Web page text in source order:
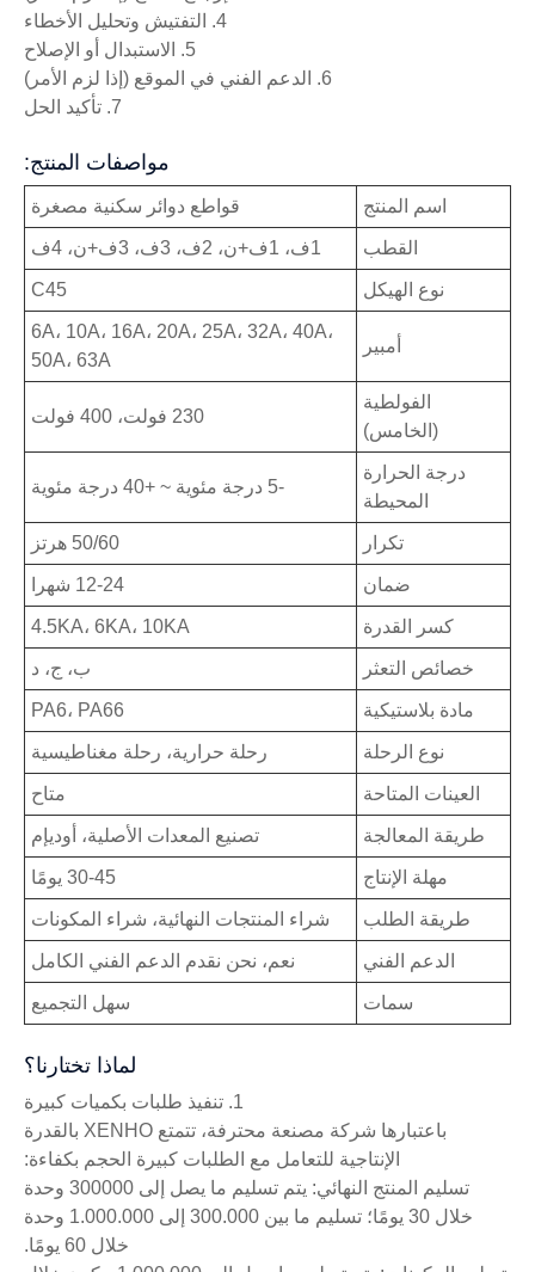
4. التفتيش وتحليل الأخطاء
5. الاستبدال أو الإصلاح
6. الدعم الفني في الموقع (إذا لزم الأمر)
7. تأكيد الحل
مواصفات المنتج:
اسم المنتج قواطع دوائر سكنية مصغرة
القطب 1ف، 1ف+ن، 2ف، 3ف، 3ف+ن، 4ف
نوع الهيكل C45
أمبير
6A، 10A، 16A، 20A، 25A، 32A، 40A،
50A، 63A
الفولطية
(الخامس)
230 فولت، 400 فولت
درجة الحرارة
المحيطة
-5 درجة مئوية ~ +40 درجة مئوية
تكرار 50/60 هرتز
ضمان 12-24 شهرا
كسر القدرة 4.5KA، 6KA، 10KA
خصائص التعثر ب، ج، د
مادة بلاستيكية PA6، PA66
نوع الرحلة رحلة حرارية، رحلة مغناطيسية
العينات المتاحة متاح
طريقة المعالجة تصنيع المعدات الأصلية، أوديإم
مهلة الإنتاج 30-45 يومًا
طريقة الطلب شراء المنتجات النهائية، شراء المكونات
الدعم الفني نعم، نحن نقدم الدعم الفني الكامل
سمات سهل التجميع
لماذا تختارنا؟
1. تنفيذ طلبات بكميات كبيرة
باعتبارها شركة مصنعة محترفة، تتمتع XENHO بالقدرة
الإنتاجية للتعامل مع الطلبات كبيرة الحجم بكفاءة:
تسليم المنتج النهائي: يتم تسليم ما يصل إلى 300000 وحدة
خلال 30 يومًا؛ تسليم ما بين 300.000 إلى 1.000.000 وحدة
خلال 60 يومًا.